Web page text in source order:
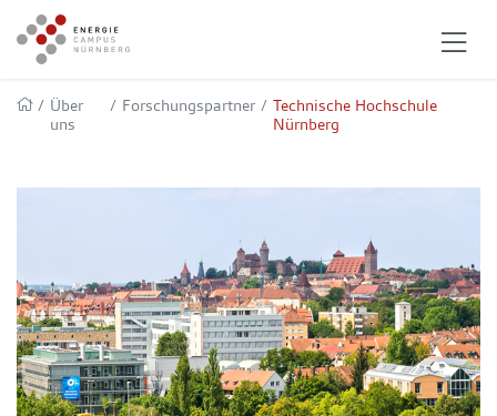
/ Über
uns
/ Forschungspartner / Technische Hochschule
Nürnberg